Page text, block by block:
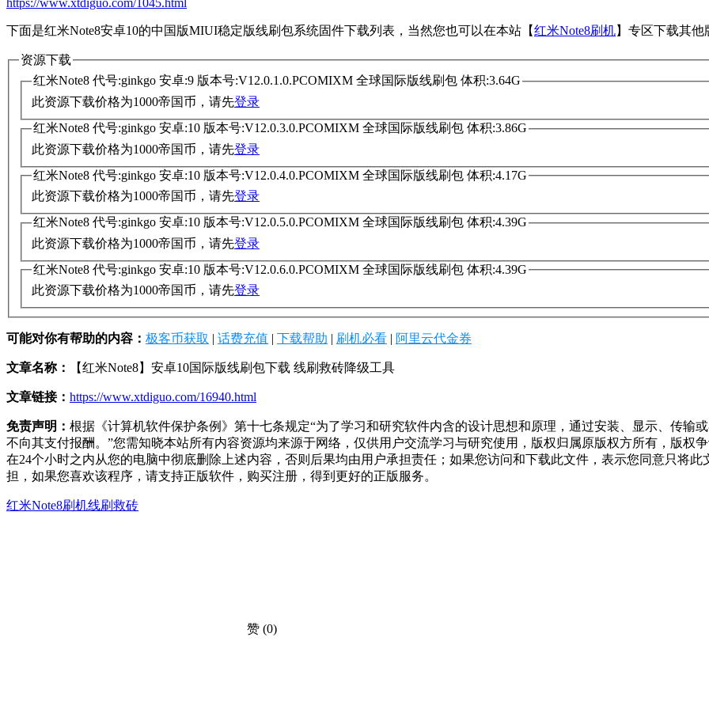
下面是红米Note8安卓10的中国版MIUI稳定版线刷包系统固件下载列表，当然您也可以在本站【红米Note8刷机】专区下载其他
资源下载
红米Note8 代号:ginkgo 安卓:9 版本号:V12.0.1.0.PCOMIXM 全球国际版线刷包 体积:3.64G
此资源下载价格为1000帝国币，请先登录
红米Note8 代号:ginkgo 安卓:10 版本号:V12.0.3.0.PCOMIXM 全球国际版线刷包 体积:3.86G
此资源下载价格为1000帝国币，请先登录
红米Note8 代号:ginkgo 安卓:10 版本号:V12.0.4.0.PCOMIXM 全球国际版线刷包 体积:4.17G
此资源下载价格为1000帝国币，请先登录
红米Note8 代号:ginkgo 安卓:10 版本号:V12.0.5.0.PCOMIXM 全球国际版线刷包 体积:4.39G
此资源下载价格为1000帝国币，请先登录
红米Note8 代号:ginkgo 安卓:10 版本号:V12.0.6.0.PCOMIXM 全球国际版线刷包 体积:4.39G
此资源下载价格为1000帝国币，请先登录
可能对你有帮助的内容： 极客币获取 | 话费充值 | 下载帮助 | 刷机必看 | 阿里云代金券
文章名称： 【红米Note8】安卓10国际版线刷包下载 线刷救砖降级工具
文章链接： https://www.xtdiguo.com/16940.html
免责声明： 根据《计算机软件保护条例》第十七条规定“为了学习和研究软件内含的设计思想和原理，通过安装、显示、传输
不向其支付报酬。”您需知晓本站所有内容资源均来源于网络，仅供用户交流学习与研究使用，版权归属原版权方所有，版权
在24个小时之内从您的电脑中彻底删除上述内容，否则后果均由用户承担责任；如果您访问和下载此文件，表示您同意只将
担，如果您喜欢该程序，请支持正版软件，购买注册，得到更好的正版服务。
红米Note8刷机线刷救砖
赞 (0)